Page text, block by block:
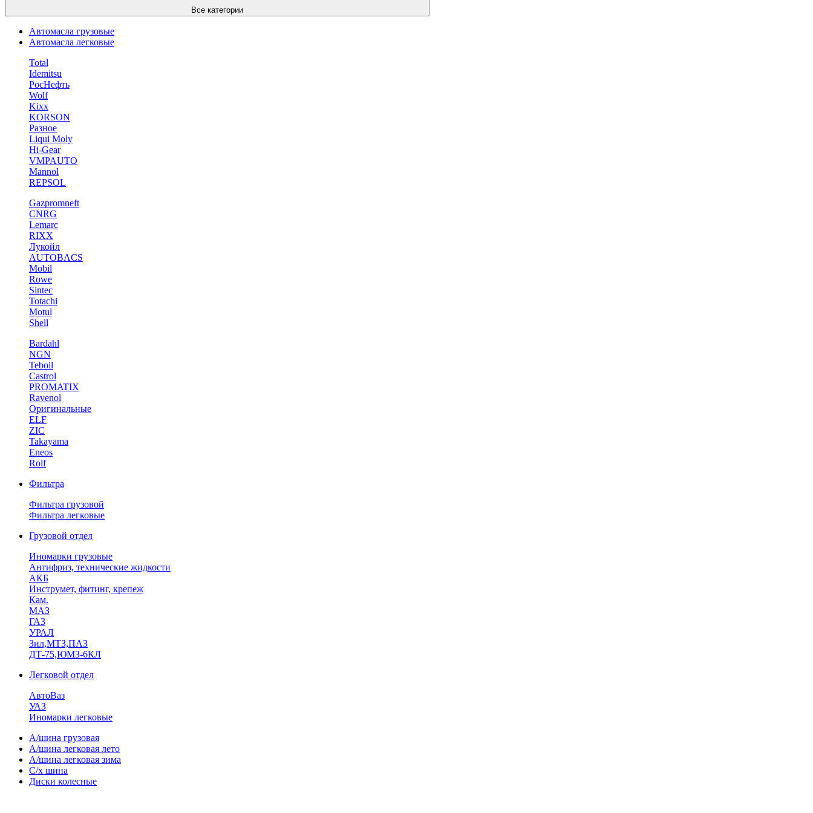
Все категории
Автомасла грузовые
Автомасла легковые
Total
Idemitsu
РосНефть
Wolf
Kixx
KORSON
Разное
Liqui Moly
Hi-Gear
VMPAUTO
Mannol
REPSOL
Gazpromneft
CNRG
Lemarc
RIXX
Лукойл
AUTOBACS
Mobil
Rowe
Sintec
Totachi
Motul
Shell
Bardahl
NGN
Teboil
Castrol
PROMATIX
Ravenol
Оригинальные
ELF
ZIC
Takayama
Eneos
Rolf
Фильтра
Фильтра грузовой
Фильтра легковые
Грузовой отдел
Иномарки грузовые
Антифриз, технические жидкости
АКБ
Инструмет, фитинг, крепеж
Кам.
МАЗ
ГА3
УРАЛ
Зил,МТЗ,ПАЗ
ДТ-75,ЮМЗ-6КЛ
Легковой отдел
АвтоВаз
УАЗ
Иномарки легковые
А/шина грузовая
А/шина легковая лето
А/шина легковая зима
С/х шина
Диски колесные